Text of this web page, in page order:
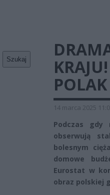
Szukaj
POLAK
14 marca 2025
Podczas gdy
obserwują
bolesnym
domowe
Eurostat w
obraz polskiej